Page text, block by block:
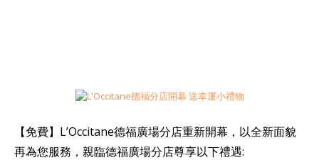
【免費】L’Occitane德福廣場分店重新開幕，以全新面貌
再為您服務，親臨德福廣場分店尊享以下禮遇: